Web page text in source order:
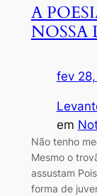
A
NOSSA
fev
em
Não tenho
Mesmo o
assustam
forma de